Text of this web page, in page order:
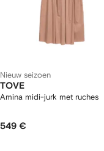
Nieuw seizoen
TOVE
Amina midi-jurk met ruches
549 €